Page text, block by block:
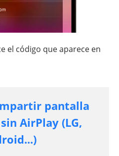
el código que aparece en
pantalla
AirPlay (LG,